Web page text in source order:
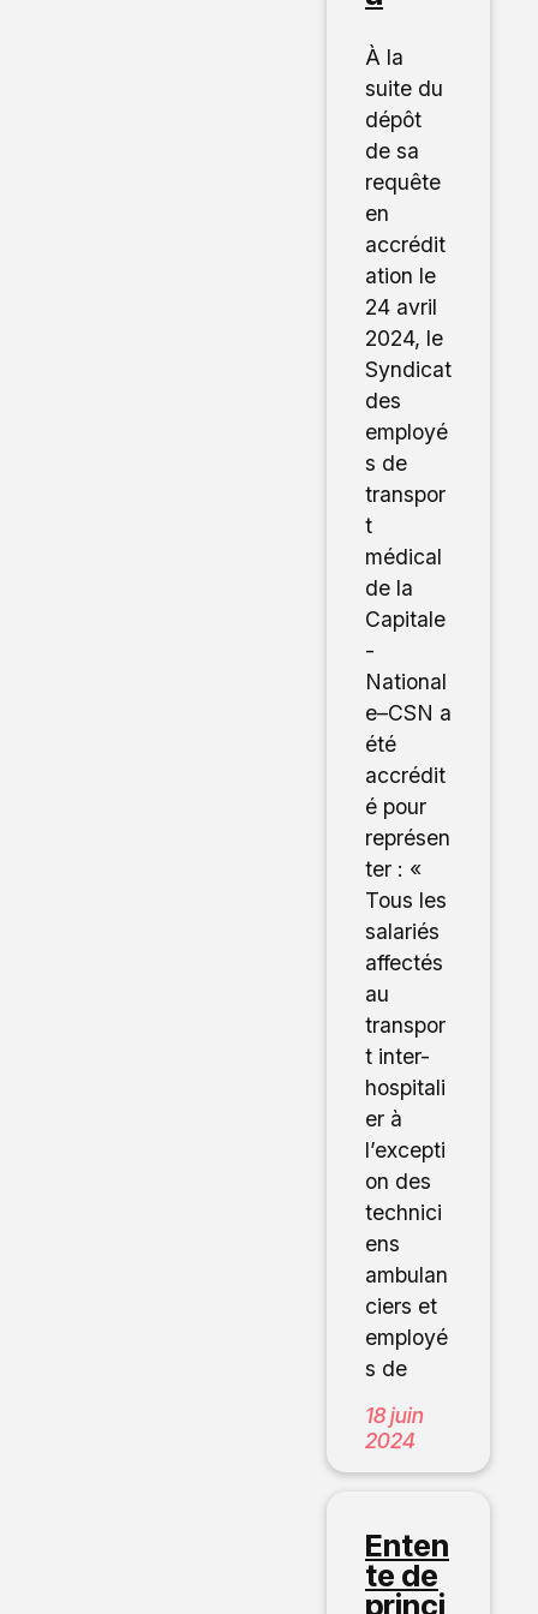
À la
suite du
dépôt
de sa
requête
en
accrédit
ation le
24 avril
2024, le
Syndicat
des
employé
s de
transpor
t
médical
de la
Capitale
-
National
e–CSN a
été
accrédit
é pour
représen
ter : «
Tous les
salariés
affectés
au
transpor
t inter-
hospitali
er à
l’excepti
on des
technici
ens
ambulan
ciers et
employé
s de
18 juin
2024
Enten
te de
princi